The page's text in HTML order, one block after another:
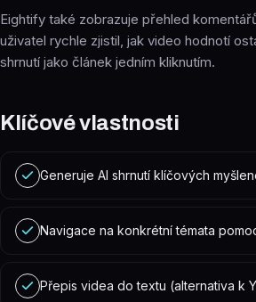
Eightify také zobrazuje přehled
uživatel rychle zjistil, jak video hodnotí
shrnutí jako článek jedním kliknutím.
Klíčové vlastnosti
Generuje AI shrnutí klíčových
Navigace na konkrétní témata
Přepis videa do textu (alternativa k